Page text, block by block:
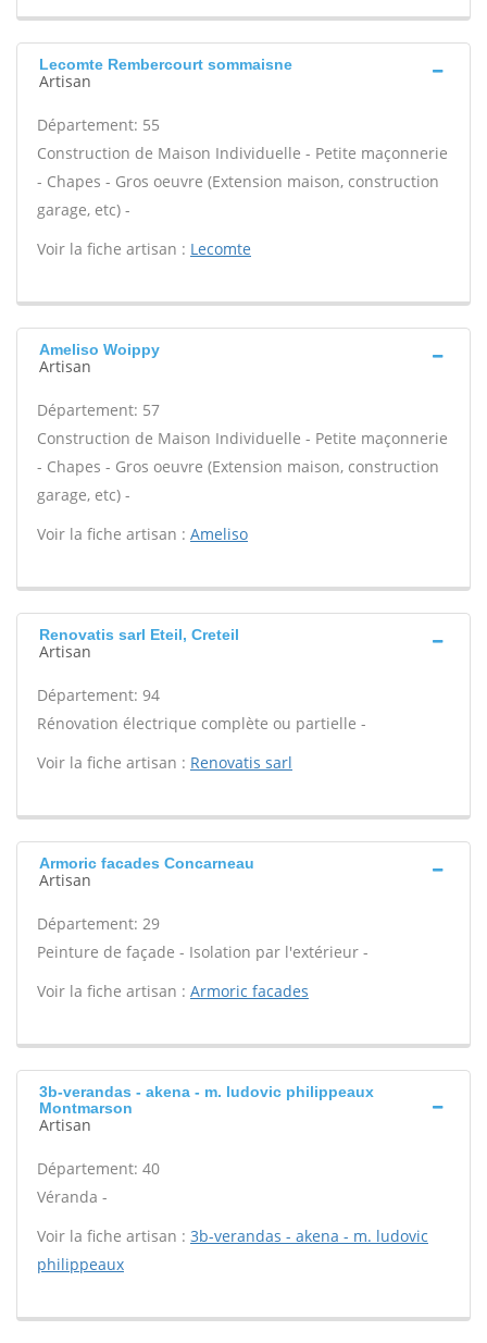
Lecomte Rembercourt sommaisne
Artisan
Département: 55
Construction de Maison Individuelle - Petite maçonnerie
- Chapes - Gros oeuvre (Extension maison, construction
garage, etc) -
Voir la fiche artisan : Lecomte
Ameliso Woippy
Artisan
Département: 57
Construction de Maison Individuelle - Petite maçonnerie
- Chapes - Gros oeuvre (Extension maison, construction
garage, etc) -
Voir la fiche artisan : Ameliso
Renovatis sarl Eteil, Creteil
Artisan
Département: 94
Rénovation électrique complète ou partielle -
Voir la fiche artisan : Renovatis sarl
Armoric facades Concarneau
Artisan
Département: 29
Peinture de façade - Isolation par l'extérieur -
Voir la fiche artisan : Armoric facades
3b-verandas - akena - m. ludovic philippeaux
Montmarson
Artisan
Département: 40
Véranda -
Voir la fiche artisan : 3b-verandas - akena - m. ludovic
philippeaux